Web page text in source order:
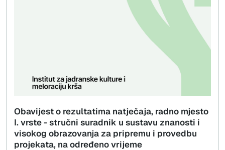
Obavijest o rezultatima natječaja, radno mjesto
I. vrste - stručni suradnik u sustavu znanosti i
visokog obrazovanja za pripremu i provedbu
projekata, na određeno vrijeme